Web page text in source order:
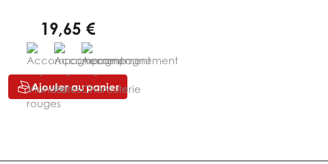
19,65 €
Ajouter au panier